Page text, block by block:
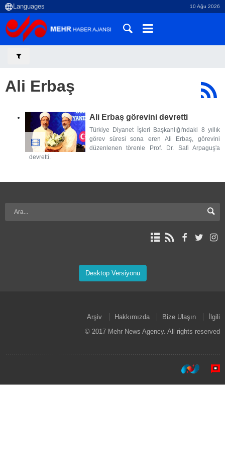
10 Ağu 2026
Ali Erbaş
Ali Erbaş görevini devretti
Türkiye Diyanet İşleri Başkanlığı'ndaki 8 yıllık
görev süresi sona eren Ali Erbaş, görevini
düzenlenen törenle Prof. Dr. Safi Arpaguş'a
devretti.
Desktop Versiyonu
Arşiv Hakkımızda Bize Ulaşın
İlgili
© 2017 Mehr News Agency. All rights reserved